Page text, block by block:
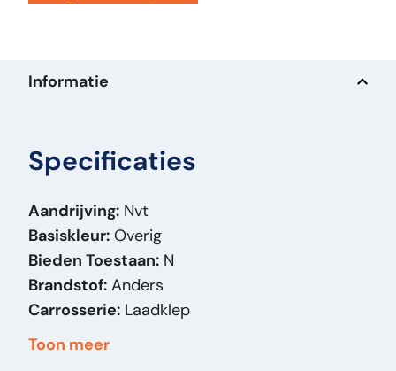
Informatie
Specificaties
Aandrijving: Nvt
Basiskleur: Overig
Bieden Toestaan: N
Brandstof: Anders
Carrosserie: Laadklep
Massa (kg):
Toon meer